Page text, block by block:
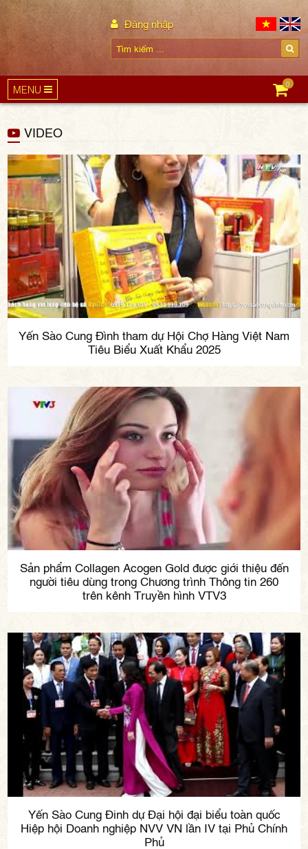
Đăng nhập
MENU 0
VIDEO
Yến Sào Cung Đình tham dự Hội Chợ Hàng Việt Nam
Tiêu Biểu Xuất Khẩu 2025
Sản phẩm Collagen Acogen Gold được giới thiệu đến
người tiêu dùng trong Chương trình Thông tin 260
trên kênh Truyền hình VTV3
Yến Sào Cung Đinh dự Đại hội đại biểu toàn quốc
Hiệp hội Doanh nghiệp NVV VN lần IV tại Phủ Chính
Phủ